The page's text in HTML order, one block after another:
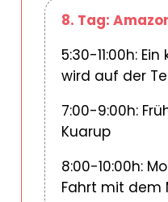
8. Tag:
5:30-11:00h:
wird auf der
7:00-9:00h:
Kuarup
8:00-10:00h:
Fahrt mit dem